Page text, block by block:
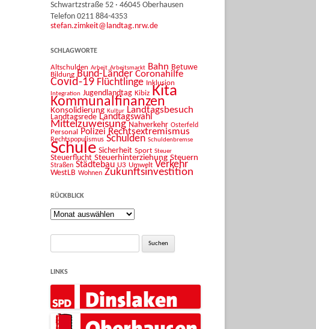
Schwartzstraße 52 · 46045 Oberhausen
Telefon 0211 884-4353
stefan.zimkeit@landtag.nrw.de
SCHLAGWORTE
Altschulden Arbeit Arbeitsmarkt Bahn Betuwe
Bildung Bund-Länder Coronahilfe
Covid-19 Flüchtlinge Inklusion
Integration Jugendlandtag Kibiz Kita
Kommunalfinanzen
Konsolidierung Kultur Landtagsbesuch
Landtagsrede Landtagswahl
Mittelzuweisung Nahverkehr Osterfeld
Personal Polizei Rechtsextremismus
Rechtspopulismus Schulden Schuldenbremse
Schule Sicherheit Sport Steuer
Steuerflucht Steuerhinterziehung Steuern
Straßen Städtebau U3 Umwelt Verkehr
WestLB Wohnen Zukunftsinvestition
RÜCKBLICK
Rückblick
Suche
LINKS